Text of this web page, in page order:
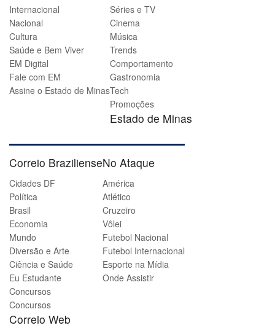
Internacional
Nacional
Cultura
Saúde e Bem Viver
EM Digital
Fale com EM
Assine o Estado de Minas
Séries e TV
Cinema
Música
Trends
Comportamento
Gastronomia
Tech
Promoções
Estado de Minas
Correio Braziliense
Cidades DF
Política
Brasil
Economia
Mundo
Diversão e Arte
Ciência e Saúde
Eu Estudante
Concursos
Concursos
Correio Web
No Ataque
América
Atlético
Cruzeiro
Vôlei
Futebol Nacional
Futebol Internacional
Esporte na Mídia
Onde Assistir